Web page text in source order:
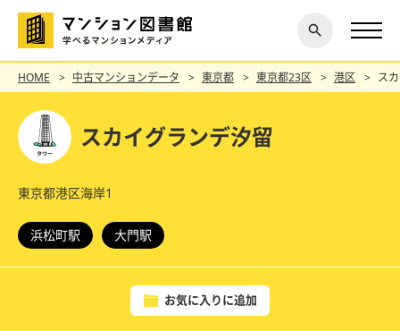
探す
閉じ
る
HOME 中古マンションデータ 東京都 東京都23区 港区 ス
スカイグランデ汐留
東京都港区海岸1
浜松町駅 大門駅
お気に入りに追加